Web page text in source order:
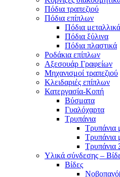
Πόδια τραπεζιού
Πόδια επίπλων
Πόδια μεταλλικά
Πόδια ξύλινα
Πόδια πλαστικά
Ροδάκια επίπλων
Αξεσουάρ Γραφείων
Μηχανισμοί τραπεζιού
Κλειδαριές επίπλων
Κατεργασία-Κοπή
Βύσματα
Γυαλόχαρτα
Τρυπάνια
Τρυπάνια
Τρυπάνια
Τρυπάνια
Υλικά σύνδεσης –
Βίδες